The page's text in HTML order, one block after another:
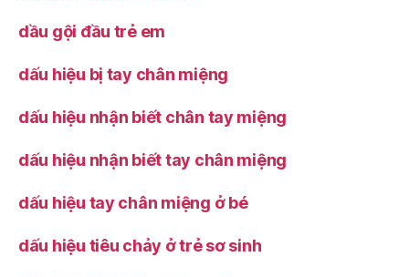
dầu gội đầu trẻ em
dấu hiệu bị tay chân miệng
dấu hiệu nhận biết chân tay miệng
dấu hiệu nhận biết tay chân miệng
dấu hiệu tay chân miệng ở bé
dấu hiệu tiêu chảy ở trẻ sơ sinh